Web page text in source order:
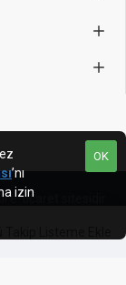
108.05 m³/h
e-ticaret sitesidir.
OK
’nı
izin